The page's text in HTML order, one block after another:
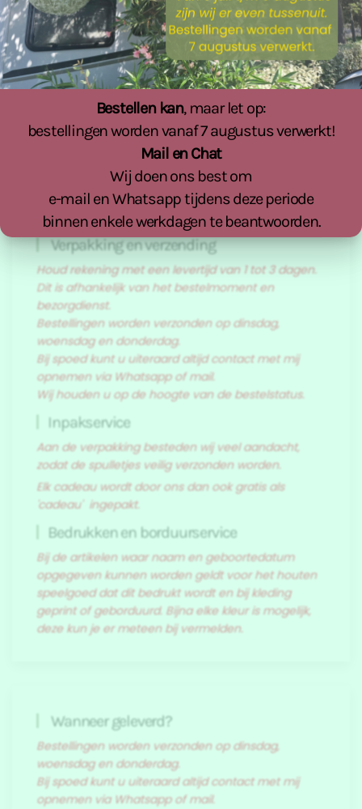
Afrekenen
Nog niets besteld...
Verpakking en verzending
Houd rekening met een levertijd van 1 tot 3 dagen.
Dit is afhankelijk van het bestelmoment en
bezorgdienst.
Bestellingen worden verzonden op dinsdag,
woensdag en donderdag.
Bij spoed kunt u uiteraard altijd contact met mij
opnemen via Whatsapp of mail.
Wij houden u op de hoogte van de bestelstatus.
Inpakservice
Aan de verpakking besteden wij veel aandacht,
zodat de spulletjes veilig verzonden worden.
Elk cadeau wordt door ons dan ook gratis als
'cadeau' ingepakt.
Bedrukken en borduurservice
Bij de artikelen waar naam en geboortedatum
opgegeven kunnen worden geldt voor het houten
speelgoed dat dit bedrukt wordt en bij kleding
geprint of geborduurd. Bijna elke kleur is mogelijk,
deze kun je er meteen bij vermelden.
Wanneer geleverd?
Bestellingen worden verzonden op dinsdag,
woensdag en donderdag.
Bij spoed kunt u uiteraard altijd contact met mij
opnemen via Whatsapp of mail.
Bestellen kan, maar let op:
bestellingen worden vanaf 7 augustus verwerkt!
Mail en Chat
Wij doen ons best om
e-mail en Whatsapp tijdens deze periode
binnen enkele werkdagen te beantwoorden.